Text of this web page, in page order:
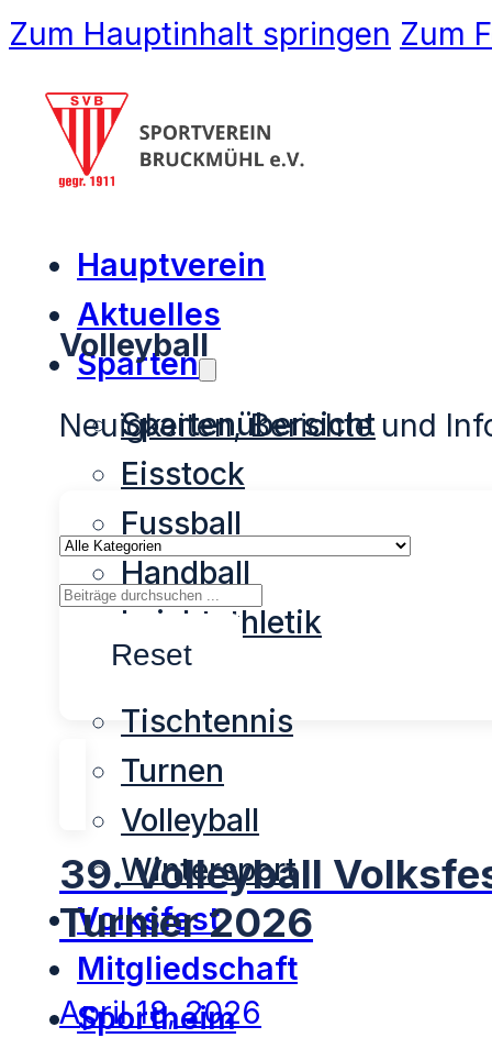
Zum Hauptinhalt springen Zum
Hauptverein
Aktuelles
Sparten
Spartenübersicht
Eisstock
Fussball
Handball
Leichtathletik
Tennis
Tischtennis
Turnen
Volleyball
Wintersport
Volksfest
Mitgliedschaft
Sportheim
Volleyball
Neuigkeiten, Berichte und
Reset
39. Volleyball
Turnier 2026
April 18, 2026